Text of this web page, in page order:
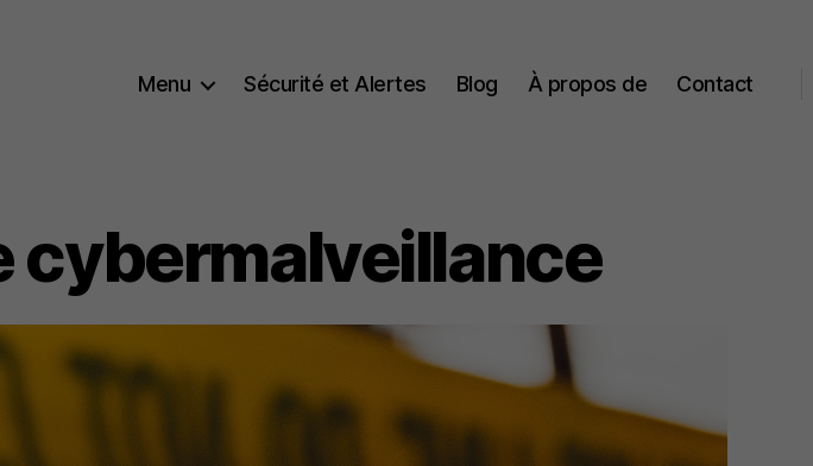
Menu Sécurité et Alertes Blog À propos de Contact
cybermalveillance